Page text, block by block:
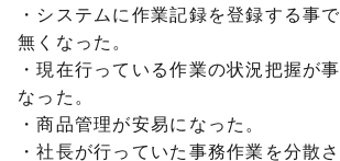
・システムに作業記録を登録する事
無くなった。
・現在行っている作業の状況把握が
なった。
・商品管理が安易になった。
・社長が行っていた事務作業を分散